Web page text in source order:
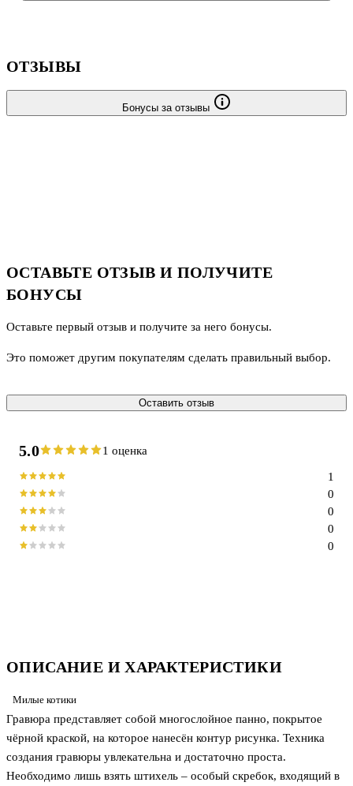
ОПИСАНИЕ И ХАРАКТЕРИСТИКИ
Милые котики
Гравюра представляет собой многослойное панно, покрытое
чёрной краской, на которое нанесён контур рисунка. Техника
создания гравюры увлекательна и достаточно проста.
Необходимо лишь взять штихель – особый скребок, входящий в
ОТЗЫВЫ
Бонусы за отзывы
ОСТАВЬТЕ ОТЗЫВ И ПОЛУЧИТЕ
БОНУСЫ
Оставьте первый отзыв и получите за него бонусы.
Это поможет другим покупателям сделать правильный выбор.
Оставить отзыв
5.0 1 оценка
0
0
0
0
1